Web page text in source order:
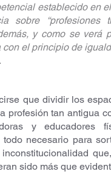
establecido en
sobre “profesiones
y como se verá
con el principio de
que dividir los
profesión tan antigua
y educadores
necesario para
sido más que